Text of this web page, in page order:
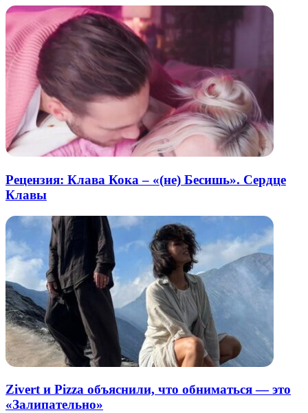
Рецензия: Клава Кока – «(не) Бесишь». Сердце
Клавы
Zivert и Pizza объяснили, что обниматься — это
«Залипательно»